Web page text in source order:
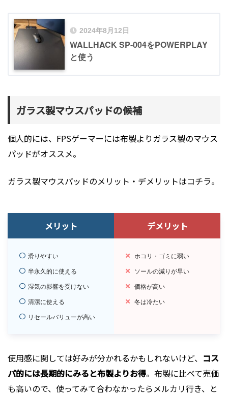
2024年8月12日
WALLHACK SP-004をPOWERPLAY
と使う
ガラス製マウスパッドの候補
個人的には、FPSゲーマーには布製よりガラス製のマウス
パッドがオススメ。
ガラス製マウスパッドのメリット・デメリットはコチラ。
メリット
滑りやすい
半永久的に使える
湿気の影響を受けない
清潔に使える
リセールバリューが高い
デメリット
ホコリ・ゴミに弱い
ソールの減りが早い
価格が高い
冬は冷たい
使用感に関しては好みが分かれるかもしれないけど、 コス
パ的には長期的にみると布製よりお得。布製に比べて売価
も高いので、使ってみて合わなかったらメルカリ行き、と